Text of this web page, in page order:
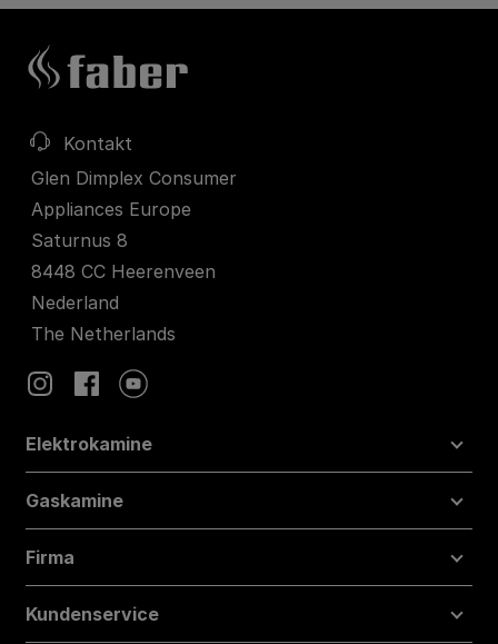
Kontakt
Glen Dimplex Consumer
Appliances Europe
Saturnus 8
8448 CC Heerenveen
Nederland
The Netherlands
Elektrokamine
Gaskamine
Firma
Kundenservice